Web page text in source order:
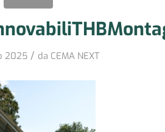
2025 / da CEMA NEXT